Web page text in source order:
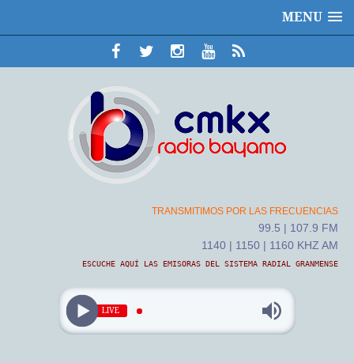
MENU
TRANSMITIMOS POR LAS FRECUENCIAS
99.5 | 107.9 FM
1140 | 1150 | 1160 KHZ AM
ESCUCHE AQUÍ LAS EMISORAS DEL SISTEMA RADIAL GRANMENSE
LIVE